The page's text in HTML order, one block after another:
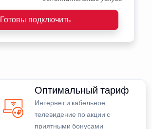
Готовы подключить
Оптимальный тариф
Интернет и кабельное
телевидение по акции с
приятными бонусами